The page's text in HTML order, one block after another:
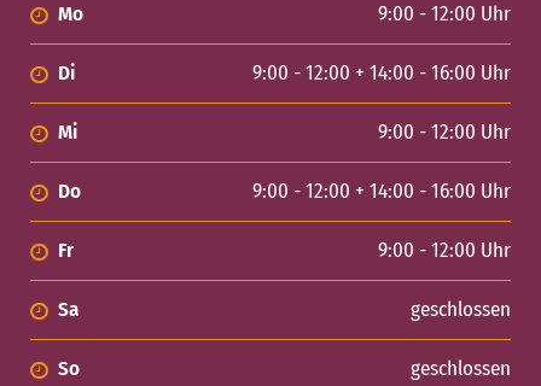
Mo 9:00 - 12:00 Uhr
Di 9:00 - 12:00 + 14:00 - 16:00 Uhr
Mi 9:00 - 12:00 Uhr
Do 9:00 - 12:00 + 14:00 - 16:00 Uhr
Fr 9:00 - 12:00 Uhr
Sa geschlossen
So geschlossen